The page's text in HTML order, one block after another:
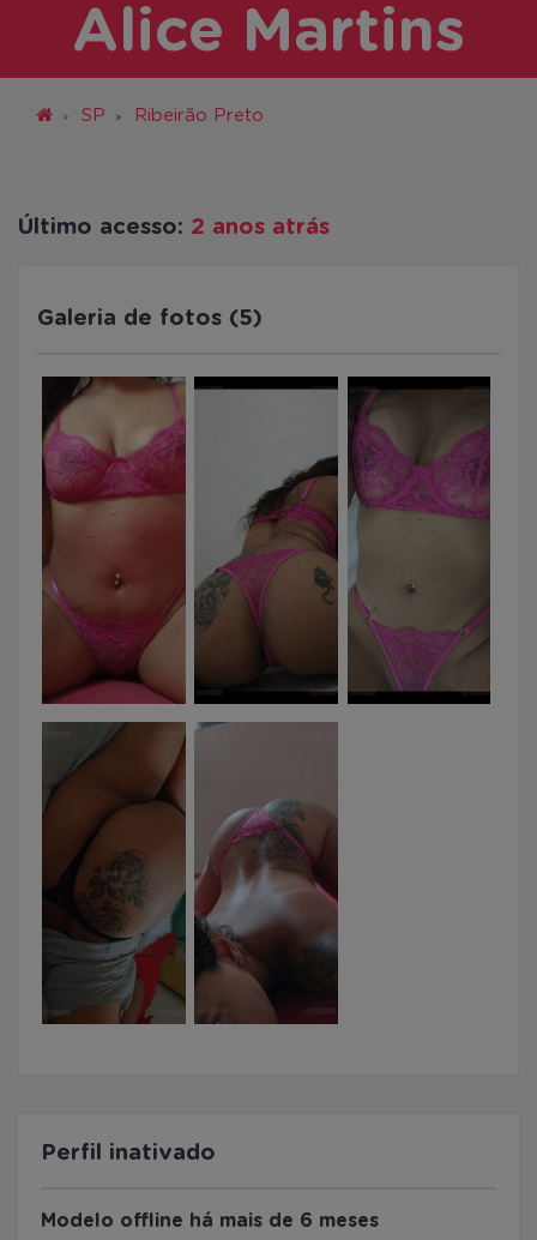
Alice Martins
SP Ribeirão Preto
Último acesso: 2 anos atrás
Galeria de fotos (5)
Perfil inativado
Modelo offline há mais de 6 meses